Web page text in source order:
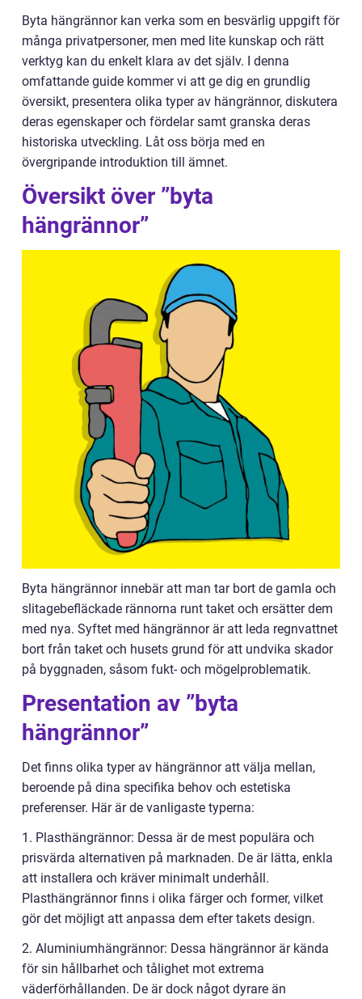
Byta hängrännor kan verka som en besvärlig uppgift för
många privatpersoner, men med lite kunskap och rätt
verktyg kan du enkelt klara av det själv. I denna
omfattande guide kommer vi att ge dig en grundlig
översikt, presentera olika typer av hängrännor, diskutera
deras egenskaper och fördelar samt granska deras
historiska utveckling. Låt oss börja med en
övergripande introduktion till ämnet.
Översikt över ”byta
hängrännor”
Byta hängrännor innebär att man tar bort de gamla och
slitagebefläckade rännorna runt taket och ersätter dem
med nya. Syftet med hängrännor är att leda regnvattnet
bort från taket och husets grund för att undvika skador
på byggnaden, såsom fukt- och mögelproblematik.
Presentation av ”byta
hängrännor”
Det finns olika typer av hängrännor att välja mellan,
beroende på dina specifika behov och estetiska
preferenser. Här är de vanligaste typerna:
1. Plasthängrännor: Dessa är de mest populära och
prisvärda alternativen på marknaden. De är lätta, enkla
att installera och kräver minimalt underhåll.
Plasthängrännor finns i olika färger och former, vilket
gör det möjligt att anpassa dem efter takets design.
2. Aluminiumhängrännor: Dessa hängrännor är kända
för sin hållbarhet och tålighet mot extrema
väderförhållanden. De är dock något dyrare än